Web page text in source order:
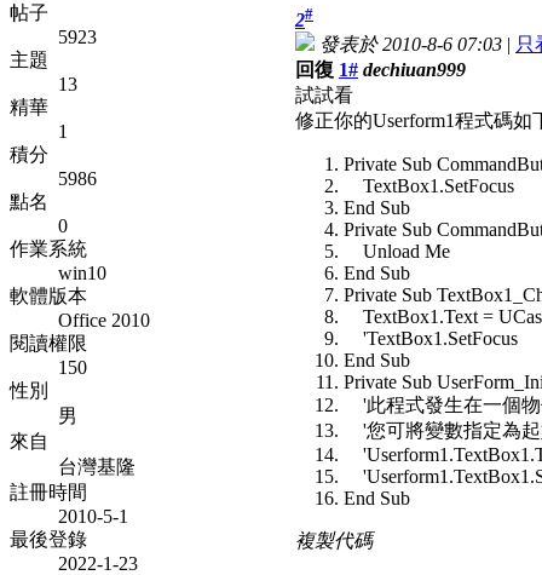
帖子
5923
主題
13
精華
1
積分
5986
點名
0
作業系統
win10
軟體版本
Office 2010
閱讀權限
150
性別
男
來自
台灣基隆
註冊時間
2010-5-1
最後登錄
2022-1-23
2#
發表於 2010-8-6 07:03 | 只
回復 1# dechiuan999
試試看
修正你的Userform1程式碼如
Private Sub
TextBox1.SetFocus
End Sub
Private Sub
Unload Me
End Sub
Private Sub
TextBox1.Text =
'TextBox1.SetFocus
End Sub
Private Sub
'此程式發生在一個
'您可將變數指定為起
End Sub
複製代碼